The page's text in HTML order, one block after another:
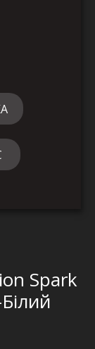
Spark